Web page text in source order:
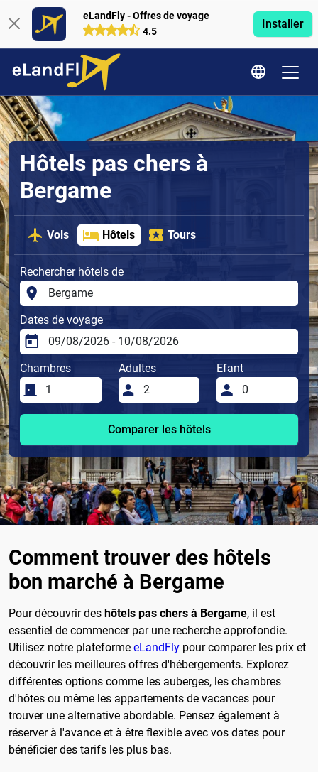
eLandFly - Offres de voyage
4.5
Installer
Hôtels pas chers à
Bergame
Vols Hôtels Tours
Rechercher hôtels de
Dates de voyage
Chambres Adultes Efant
Comparer les hôtels
Comment trouver des hôtels
bon marché à Bergame
Pour découvrir des hôtels pas chers à Bergame, il est
essentiel de commencer par une recherche approfondie.
Utilisez notre plateforme eLandFly pour comparer les prix et
découvrir les meilleures offres d'hébergements. Explorez
différentes options comme les auberges, les chambres
d'hôtes ou même les appartements de vacances pour
trouver une alternative abordable. Pensez également à
réserver à l'avance et à être flexible avec vos dates pour
bénéficier des tarifs les plus bas.